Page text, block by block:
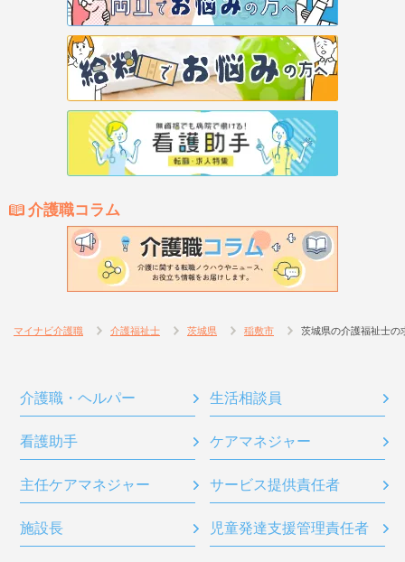
介護職コラム
マイナビ介護職 介護福祉士 茨城県 稲敷市 茨城県の介護福祉士の
介護職・ヘルパー 生活相談員
看護助手 ケアマネジャー
主任ケアマネジャー サービス提供責任者
施設長 児童発達支援管理責任者